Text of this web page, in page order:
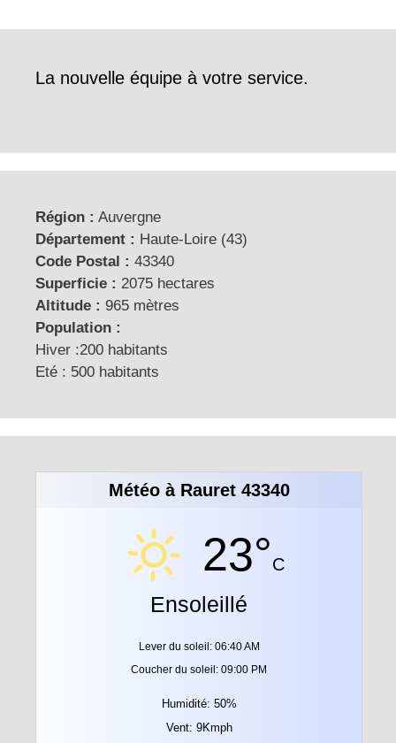
La nouvelle équipe à votre service.
Région : Auvergne
Département : Haute-Loire (43)
Code Postal : 43340
Superficie : 2075 hectares
Altitude : 965 mètres
Population :
Hiver :200 habitants
Eté : 500 habitants
Météo à Rauret 43340
23°C
Ensoleillé
Lever du soleil: 06:40 AM
Coucher du soleil: 09:00 PM
Humidité: 50%
Vent: 9Kmph